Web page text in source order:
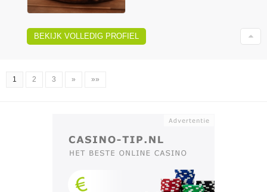
BEKIJK VOLLEDIG PROFIEL
1 2 3 » »»